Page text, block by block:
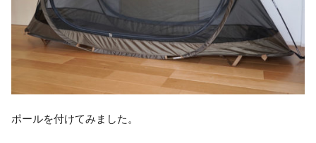
ポールを付けてみました。